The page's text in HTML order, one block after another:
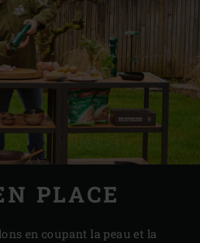
PLACE
en coupant la peau et la